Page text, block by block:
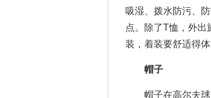
吸湿、拨水防污、
点。除了T恤，外出
装，着装要舒适得
帽子
帽子在高尔夫球